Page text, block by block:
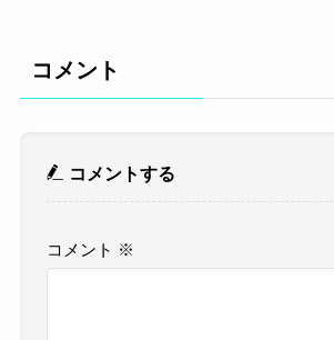
コメント
コメントする
コメント ※